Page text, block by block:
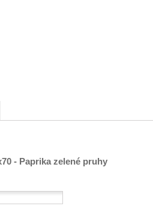
- Paprika zelené pruhy